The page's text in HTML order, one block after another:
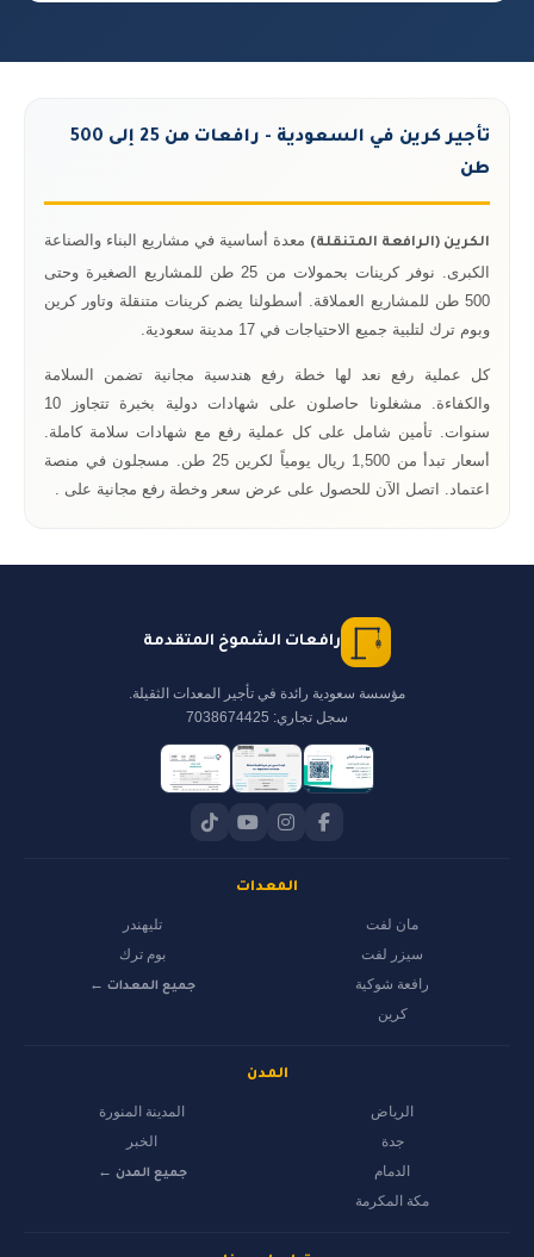
تأجير كرين في السعودية - رافعات من 25 إلى 500
طن
الكرين (الرافعة المتنقلة) معدة أساسية في مشاريع البناء والصناعة
الكبرى. نوفر كرينات بحمولات من 25 طن للمشاريع الصغيرة وحتى
500 طن للمشاريع العملاقة. أسطولنا يضم كرينات متنقلة وتاور كرين
وبوم ترك لتلبية جميع الاحتياجات في 17 مدينة سعودية.
كل عملية رفع نعد لها خطة رفع هندسية مجانية تضمن السلامة
والكفاءة. مشغلونا حاصلون على شهادات دولية بخبرة تتجاوز 10
سنوات. تأمين شامل على كل عملية رفع مع شهادات سلامة كاملة.
أسعار تبدأ من 1,500 ريال يومياً لكرين 25 طن. مسجلون في منصة
اعتماد. اتصل الآن للحصول على عرض سعر وخطة رفع مجانية على .
رافعات الشموخ المتقدمة
مؤسسة سعودية رائدة في تأجير المعدات الثقيلة.
سجل تجاري: 7038674425
المعدات
مان لفت
سيزر لفت
رافعة شوكية
كرين
تليهندر
بوم ترك
جميع المعدات ←
المدن
الرياض
جدة
الدمام
مكة المكرمة
المدينة المنورة
الخبر
جميع المدن ←